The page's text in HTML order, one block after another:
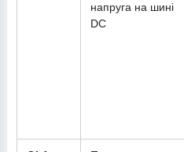
напруга на шині
DC